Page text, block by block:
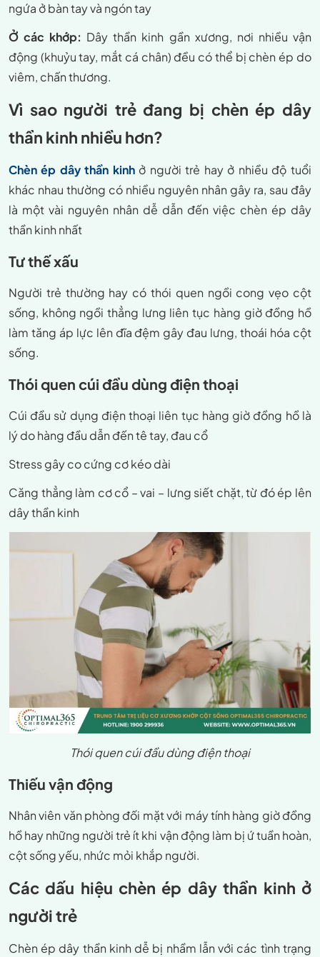
ngứa ở bàn tay và ngón tay
Ở các khớp: Dây thần kinh gần xương, nơi nhiều vận
động (khuỷu tay, mắt cá chân) đều có thể bị chèn ép do
viêm, chấn thương.
Vì sao người trẻ đang bị chèn ép dây
thần kinh nhiều hơn?
Chèn ép dây thần kinhở người trẻ hay ở nhiều độ tuổi
khác nhau thường có nhiều nguyên nhân gây ra, sau đây
là một vài nguyên nhân dễ dẫn đến việc chèn ép dây
thần kinh nhất
Tư thế xấu
Người trẻ thường hay có thói quen ngồi cong vẹo cột
sống, không ngồi thẳng lưng liên tục hàng giờ đồng hồ
làm tăng áp lực lên đĩa đệm gây đau lưng, thoái hóa cột
sống.
Thói quen cúi đầu dùng điện thoại
Cúi đầu sử dụng điện thoại liên tục hàng giờ đồng hồ là
lý do hàng đầu dẫn đến tê tay, đau cổ
Stress gây co cứng cơ kéo dài
Căng thẳng làm cơ cổ – vai – lưng siết chặt, từ đó ép lên
dây thần kinh
Thói quen cúi đầu dùng điện thoại
Thiếu vận động
Nhân viên văn phòng đối mặt với máy tính hàng giờ đồng
hồ hay những người trẻ ít khi vận động làm bị ứ tuần hoàn,
cột sống yếu, nhức mỏi khắp người.
Các dấu hiệu chèn ép dây thần kinh ở
người trẻ
Chèn ép dây thần kinh dễ bị nhầm lẫn với các tình trạng